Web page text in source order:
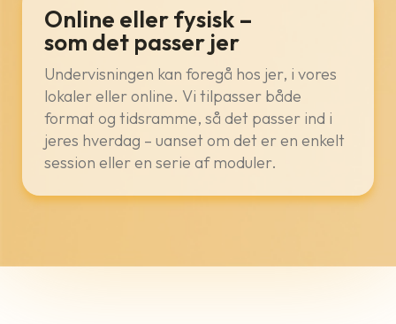
Online eller fysisk –
som det passer jer
Undervisningen kan foregå hos jer, i vores
lokaler eller online. Vi tilpasser både
format og tidsramme, så det passer ind i
jeres hverdag – uanset om det er en enkelt
session eller en serie af moduler.